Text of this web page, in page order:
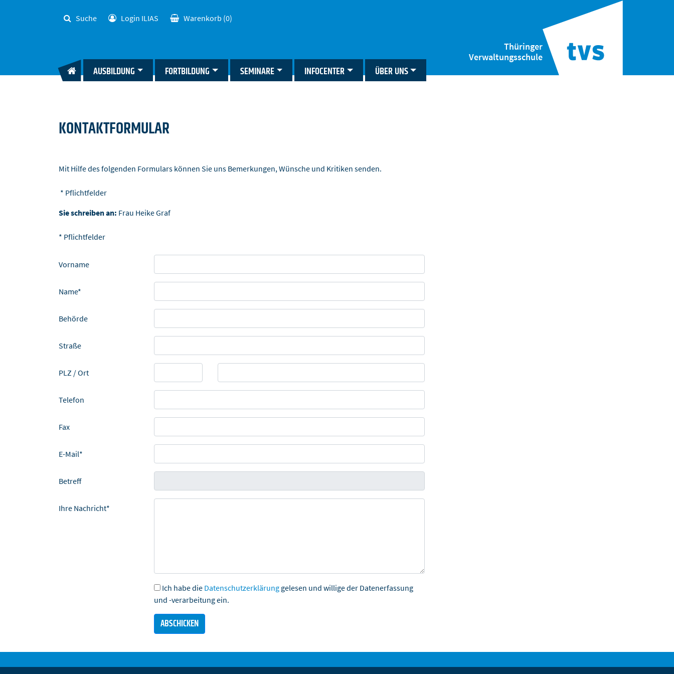
Thüringer
Verwaltungsschule
Suche Login ILIAS Warenkorb (0)
AUSBILDUNG FORTBILDUNG SEMINARE INFOCENTER ÜBER UNS
KONTAKTFORMULAR
Mit Hilfe des folgenden Formulars können Sie uns Bemerkungen, Wünsche und Kritiken senden.
* Pflichtfelder
Sie schreiben an: Frau Heike Graf
* Pflichtfelder
Vorname
Name*
Behörde
Straße
PLZ / Ort
Telefon
Fax
E-Mail*
Betreff
Ihre Nachricht*
Ich habe die Datenschutzerklärung gelesen und willige der Datenerfassung
und -verarbeitung ein.